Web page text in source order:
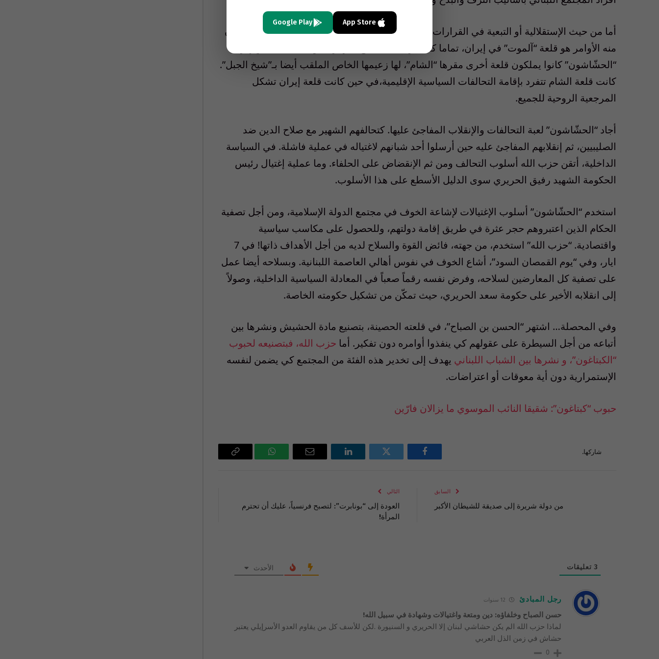
أما من حيث الإستقلالية أو التبعية في القرارات، نجد أن المركز الرئيسي لـ”الحشاشين” الذي يتلقون
منه الأوامر هو قلعة “آلموت” في إيران، تماما كما حزب الله التابع لمركزية “ولاية الفقيه” في إيران.
“الحشّاشون” كانوا يملكون قلعة أخرى مقرها “الشام”، لها زعيمها الخاص الملقب أيضا بـ”شيخ الجبل”.
كانت قلعة الشام تتفرد بإقامة التحالفات السياسية الإقليمية،في حين كانت قلعة إيران تشكل
المرجعية الروحية للجميع.
أجاد “الحشّاشون” لعبة التحالفات والإنقلاب المفاجئ عليها. كتحالفهم الشهير مع صلاح الدين ضد
الصليبيين، ثم إنقلابهم المفاجئ عليه حين أرسلوا أحد شبانهم لاغتياله في عملية فاشلة. في السياسة
الداخلية، أتقن حزب الله أسلوب التحالف ومن ثم الإنقضاض على الحلفاء. وما عملية إغتيال رئيس
الحكومة الشهيد رفيق الحريري سوى الدليل الأسطع على هذا الأسلوب.
استخدم “الحشّاشون” أسلوب الإغتيالات لإشاعة الخوف في مجتمع الدولة الإسلامية، ومن أجل تصفية
الحكام الذين اعتبروهم حجر عثرة في طريق إقامة دولتهم، وللحصول على مكاسب سياسية
واقتصادية. “حزب الله” استخدم، من جهته، فائض القوة والسلاح لديه من أجل الأهداف ذاتها! في 7
ايار، وفي “يوم القمصان السود”، أشاع الخوف في نفوس أهالي العاصمة اللبنانية. وبسلاحه أيضا عمل
على تصفية كل المعارضين لسلاحه، وفرض نفسه رقماً صعباً في المعادلة السياسية الداخلية، وصولاً
إلى انقلابه الأخير على حكومة سعد الحريري، حيث تمكّن من تشكيل حكومته الخاصة.
وفي المحصلة… اشتهر “الحسن بن الصباح”، في قلعته الحصينة، بتصنيع مادة الحشيش ونشرها بين
أتباعه من أجل السيطرة على عقولهم كي ينفذوا أوامره دون تفكير. أما حزب الله، فبتصنيعه لحبوب
“الكبتاغون”، و نشرها بين الشباب اللبناني يهدف إلى تخدير هذه الفئة من المجتمع كي يضمن لنفسه
الإستمرارية دون أية معوقات أو اعتراضات.
حبوب “كبتاغون”: شقيقا النائب الموسوي ما يزالان فارّين
شاركها.
فيسبوك تويتر لينكدإن
البريد
واتساب
Copy
السابق
من دولة شريرة إلى صديقة للشيطان الأكبر
التالي
العودة إلى “بونابرت”: لتصبح فرنسياً، عليك أن تحترم
المرأة!
3 تعليقات الأحدث
رجل المبادئ
حسن الصباح وخلفاؤه: دين ومتعة واغتيالات وشهادة في سبيل الله!
لماذا حزب الله الم يكن حشاشي لبنان إلا الحريري و السنيورة .لكن للأسف كل من يقاوم العدو الأسرإيلي يعتبر
حشاش في زمن الذل العربي
0
App Store
Google Play